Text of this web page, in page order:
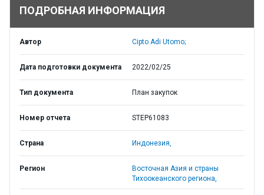
ПОДРОБНАЯ ИНФОРМАЦИЯ
Автор Cipto Adi Utomo;
Дата подготовки документа 2022/02/25
Тип документа План закупок
Номер отчета STEP61083
Страна Индонезия,
Регион
Восточная Азия и страны
Тихоокеанского региона,